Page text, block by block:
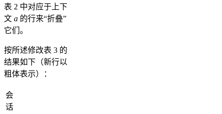
表 2 中对应于上下
文 a 的行来“折叠”
它们。
按所述修改表 3 的
结果如下（新行以
粗体表示）：
会
话